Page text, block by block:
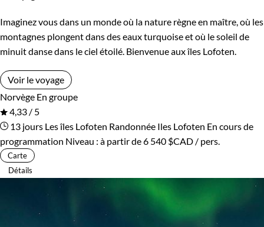
Imaginez vous dans un monde où la nature règne en maître, où les
montagnes plongent dans des eaux turquoise et où le soleil de
minuit danse dans le ciel étoilé. Bienvenue aux îles Lofoten.
Voir le voyage
Norvège En groupe
4,33 / 5
13 jours Les îles Lofoten Randonnée Iles Lofoten En cours de
programmation Niveau : à partir de6 540 $CAD / pers.
Carte
Détails